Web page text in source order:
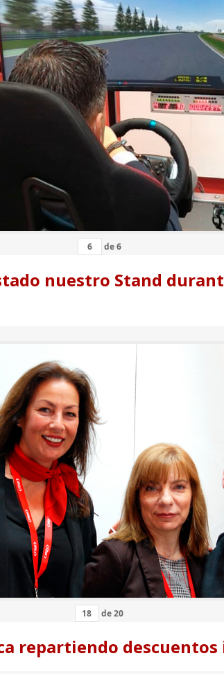
de6
nuestro Stand
de20
repartiendo descuentos